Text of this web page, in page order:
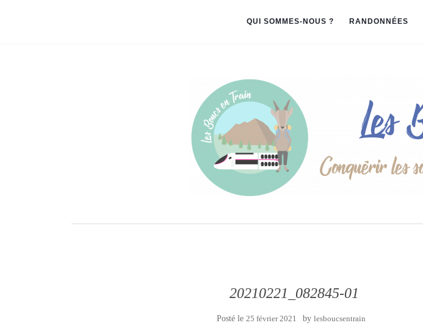
QUI SOMMES-NOUS ? RANDONNÉES
20210221_082845-01
Posté le 25 février 2021 by lesboucsentrain